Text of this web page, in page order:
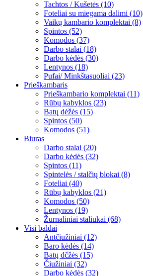
Tachtos / Kušetės (10)
Foteliai su miegama dalimi (10)
Vaikų kambario komplektai (8)
Spintos (52)
Komodos (37)
Darbo stalai (18)
Darbo kėdės (30)
Lentynos (18)
Pufai/ Minkštasuoliai (23)
Prieškambaris
Prieškambario komplektai (11)
Rūbų kabyklos (23)
Batų dėžės (15)
Spintos (50)
Komodos (51)
Biuras
Darbo stalai (20)
Darbo kėdės (32)
Spintos (11)
Spintelės / stalčių blokai (8)
Foteliai (40)
Rūbų kabyklos (21)
Komodos (50)
Lentynos (19)
Žurnaliniai staliukai (68)
Visi baldai
Antčiužiniai (12)
Baro kėdės (14)
Batų dčžės (15)
Čiužiniai (32)
Darbo kėdės (32)